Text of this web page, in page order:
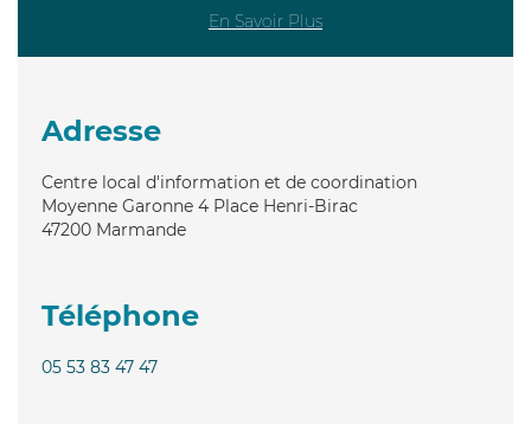
En Savoir Plus
Adresse
Centre local d'information et de coordination
Moyenne Garonne 4 Place Henri-Birac
47200 Marmande
Téléphone
05 53 83 47 47